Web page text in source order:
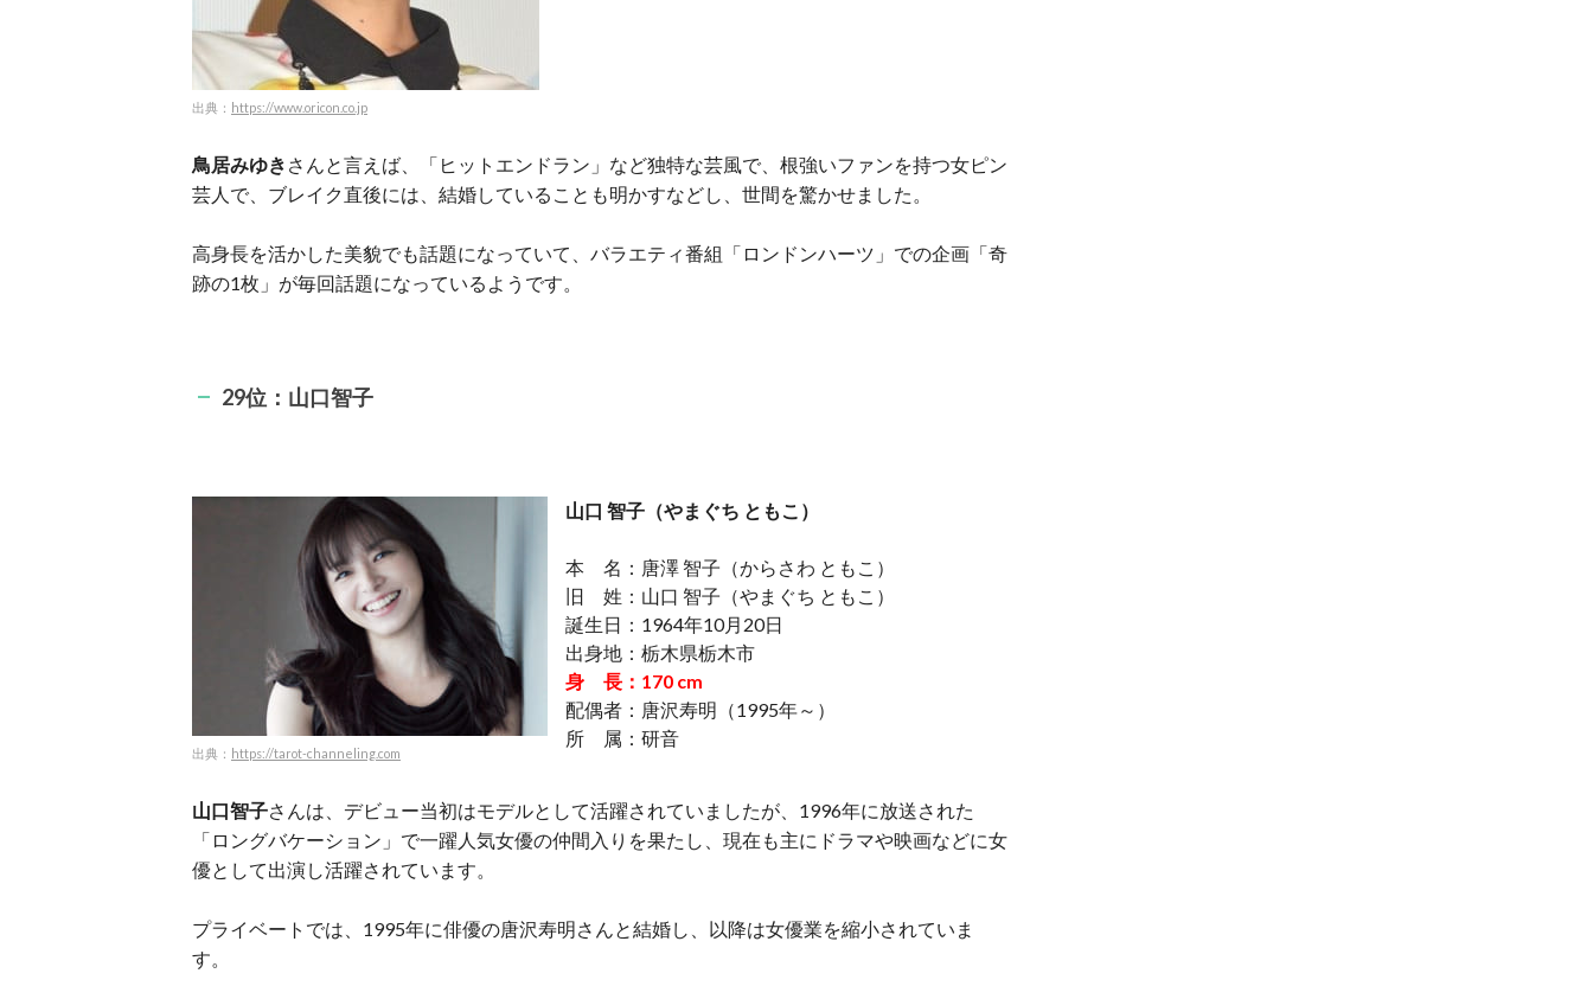
出典： https://www.oricon.co.jp
鳥居みゆき さんと言えば、「ヒットエンドラン」など独特な芸風で、根強いファンを持つ女ピン
芸人で、ブレイク直後には、結婚していることも明かすなどし、世間を驚かせました。
高身長を活かした美貌でも話題になっていて、バラエティ番組「ロンドンハーツ」での企画「奇
跡の1枚」が毎回話題になっているようです。
29位：山口智子
出典： https://tarot-channeling.com
山口 智子（やまぐち ともこ）
本 名：唐澤 智子（からさわ ともこ）
旧 姓：山口 智子（やまぐち ともこ）
誕生日：1964年10月20日
出身地：栃木県栃木市
身 長：170 cm
配偶者：唐沢寿明（1995年～）
所 属：研音
山口智子さんは、デビュー当初はモデルとして活躍されていましたが、1996年に放送された
「ロングバケーション」で一躍人気女優の仲間入りを果たし、現在も主にドラマや映画などに女
優として出演し活躍されています。
プライベートでは、1995年に俳優の唐沢寿明さんと結婚し、以降は女優業を縮小されていま
す。